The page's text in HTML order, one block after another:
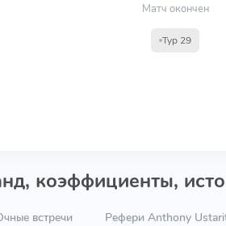
Матч окончен
Тур 29
коэффициенты,
встречи Рефери Anthony